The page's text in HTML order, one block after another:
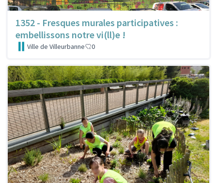
1352 - Fresques murales participatives :
embellissons notre vi(ll)e !
Ville de Villeurbanne 0